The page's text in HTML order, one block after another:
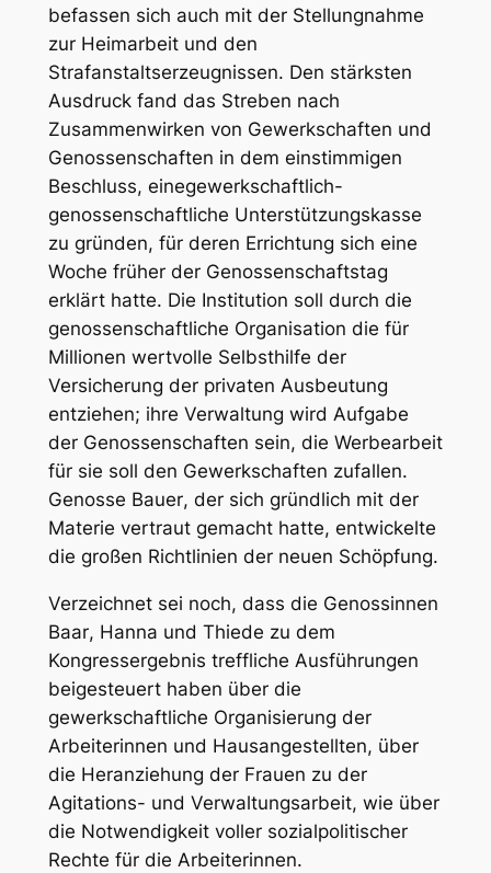
befassen sich auch mit der Stellungnahme
zur Heimarbeitund den
Strafanstaltserzeugnissen. Den stärksten
Ausdruck fand das Streben nach
Zusammenwirken von Gewerkschaften und
Genossenschaften in dem einstimmigen
Beschluss, einegewerkschaftlich-
genossenschaftliche Unterstützungskasse
zu gründen, für deren Errichtung sich eine
Woche früher der Genossenschaftstag
erklärt hatte. Die Institution soll durch die
genossenschaftliche Organisation die für
Millionen wertvolle Selbsthilfe der
Versicherung der privaten Ausbeutung
entziehen; ihre Verwaltung wird Aufgabe
der Genossenschaften sein, die Werbearbeit
für sie soll den Gewerkschaften zufallen.
Genosse Bauer, der sich gründlich mit der
Materie vertraut gemacht hatte, entwickelte
die großen Richtlinien der neuen Schöpfung.
Verzeichnet sei noch, dass die Genossinnen
Baar, Hanna und Thiede zu dem
Kongressergebnis treffliche Ausführungen
beigesteuert haben über die
gewerkschaftliche Organisierung der
Arbeiterinnen und Hausangestellten, über
die Heranziehung der Frauen zu der
Agitations- und Verwaltungsarbeit, wie über
die Notwendigkeit voller sozialpolitischer
Rechte für die Arbeiterinnen.